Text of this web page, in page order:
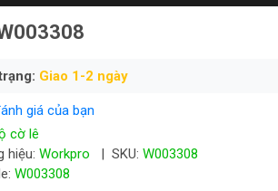
Giao 1-2 ngày
giá của bạn
cờ lê
hiệu: Workpro | SKU: W003308
W003308